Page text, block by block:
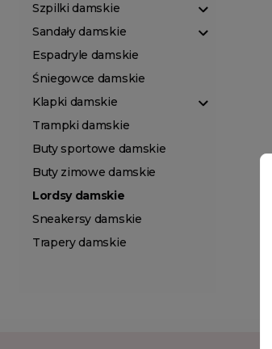
Szpilki damskie
Sandały damskie
Espadryle damskie
Śniegowce damskie
Klapki damskie
Trampki damskie
Buty sportowe damskie
Buty zimowe damskie
Lordsy damskie
Sneakersy damskie
Trapery damskie